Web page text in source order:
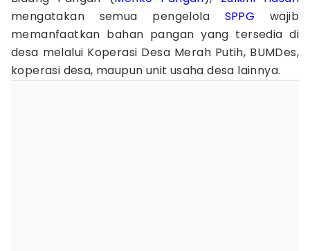
mengatakan semua pengelola SPPG wajib
memanfaatkan bahan pangan yang tersedia di
desa melalui Koperasi Desa Merah Putih, BUMDes,
koperasi desa, maupun unit usaha desa lainnya.